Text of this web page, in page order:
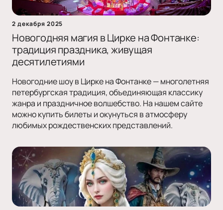
2 декабря 2025
Новогодняя магия в Цирке на Фонтанке:
традиция праздника, живущая
десятилетиями
Новогодние шоу в Цирке на Фонтанке — многолетняя
петербургская традиция, объединяющая классику
жанра и праздничное волшебство. На нашем сайте
можно купить билеты и окунуться в атмосферу
любимых рождественских представлений.